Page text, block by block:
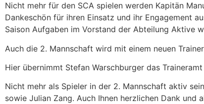
Nicht mehr für den SCA spielen werden Kapitän
Dankeschön für ihren Einsatz und ihr Engagement
Saison Aufgaben im Vorstand der Abteilung Aktive
Auch die 2. Mannschaft wird mit einem neuen
Hier übernimmt Stefan Warschburger das
Nicht mehr als Spieler in der 2. Mannschaft aktiv
sowie Julian Zang. Auch Ihnen herzlichen Dank und